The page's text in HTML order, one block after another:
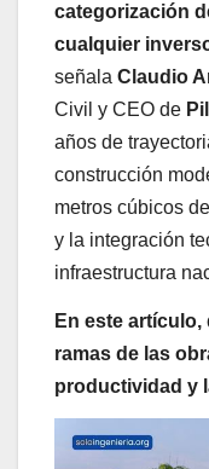
categorización
cualquier
señala Claudio
Civil y CEO de
años de
construcción
metros cúbicos
y la integración
infraestructura
En este
ramas de las
productividad y